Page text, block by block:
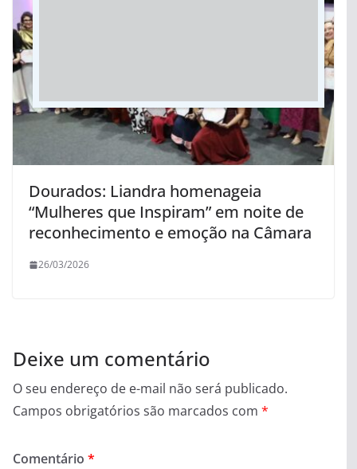
Dourados: Liandra homenageia
“Mulheres que Inspiram” em noite de
reconhecimento e emoção na Câmara
26/03/2026
Deixe um comentário
O seu endereço de e-mail não será publicado.
Campos obrigatórios são marcados com *
Comentário *